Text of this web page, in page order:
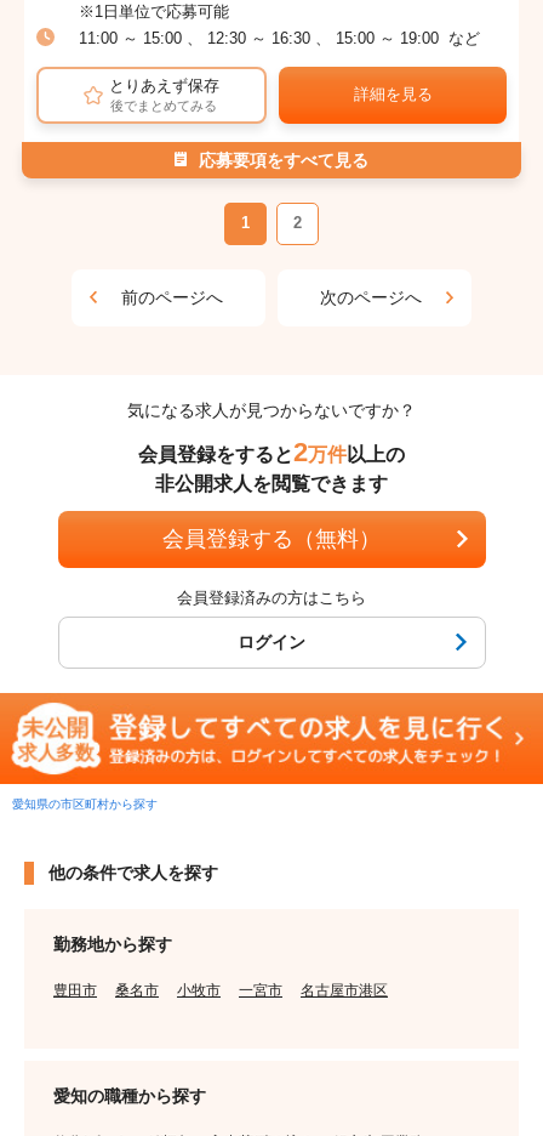
※1日単位で応募可能
11:00 ～ 15:00 、 12:30 ～ 16:30 、 15:00 ～ 19:00 など
とりあえず保存
後でまとめてみる
詳細を見る
応募要項をすべて見る
1 2
前のページへ 次のページへ
気になる求人が見つからないですか？
会員登録をすると2万件以上の
非公開求人を閲覧できます
会員登録する（無料）
会員登録済みの方はこちら
ログイン
愛知県の市区町村から探す
他の条件で求人を探す
勤務地から探す
豊田市 桑名市 小牧市 一宮市 名古屋市港区
愛知の職種から探す